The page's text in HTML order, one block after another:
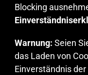
Blocking
Warnung: Seien
das Laden von
Einverständnis der